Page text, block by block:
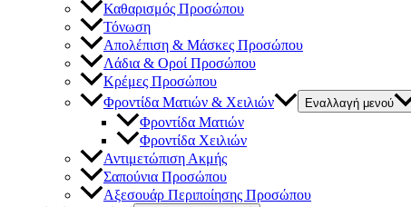
Καθαρισμός Προσώπου
Τόνωση
Απολέπιση & Μάσκες Προσώπου
Λάδια & Οροί Προσώπου
Κρέμες Προσώπου
Φροντίδα Ματιών & Χειλιών
Εναλλαγή μενού
Φροντίδα Ματιών
Φροντίδα Χειλιών
Αντιμετώπιση Ακμής
Σαπούνια Προσώπου
Αξεσουάρ Περιποίησης Προσώπου